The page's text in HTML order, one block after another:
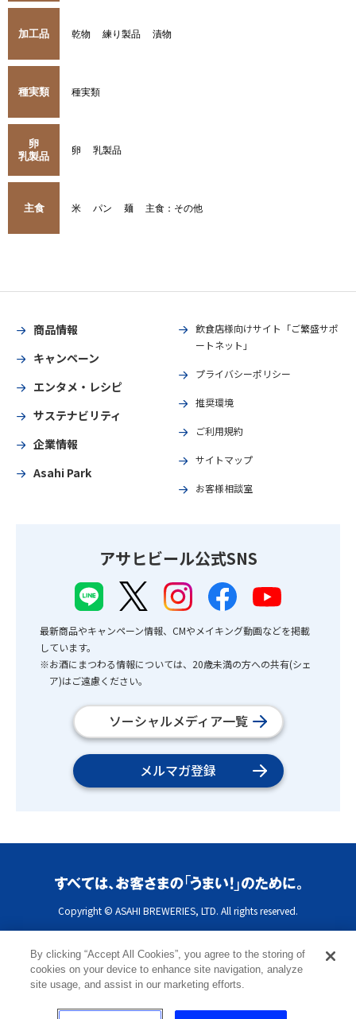
加工品 乾物 練り製品 漬物
種実類 種実類
卵
乳製品
卵 乳製品
主食 米 パン 麺 主食：その他
商品情報
キャンペーン
エンタメ・レシピ
サステナビリティ
企業情報
Asahi Park
飲食店様向けサイト「ご繁盛サポ
ートネット」
プライバシーポリシー
推奨環境
ご利用規約
サイトマップ
お客様相談室
アサヒビール公式SNS
最新商品やキャンペーン情報、CMやメイキング動画などを掲載
しています。
※お酒にまつわる情報については、20歳未満の方への共有(シェ
ア)はご遠慮ください。
ソーシャルメディア一覧
メルマガ登録
Copyright © ASAHI BREWERIES, LTD. All rights reserved.
By clicking “Accept All Cookies”, you agree to the storing of
cookies on your device to enhance site navigation, analyze
site usage, and assist in our marketing efforts.